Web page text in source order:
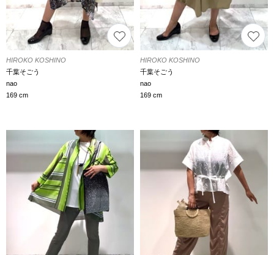
HIROKO KOSHINO
千葉そごう
nao
169 cm
HIROKO KOSHINO
千葉そごう
nao
169 cm